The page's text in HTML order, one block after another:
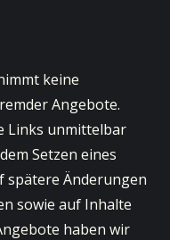
keine
Angebote.
Links unmittelbar
Setzen eines
spätere Änderungen
sowie auf Inhalte
haben wir